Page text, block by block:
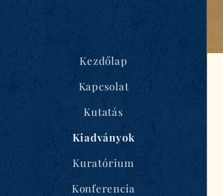
Kezdőlap
Kapcsolat
Kutatás
Kiadványok
Kuratórium
Konferencia